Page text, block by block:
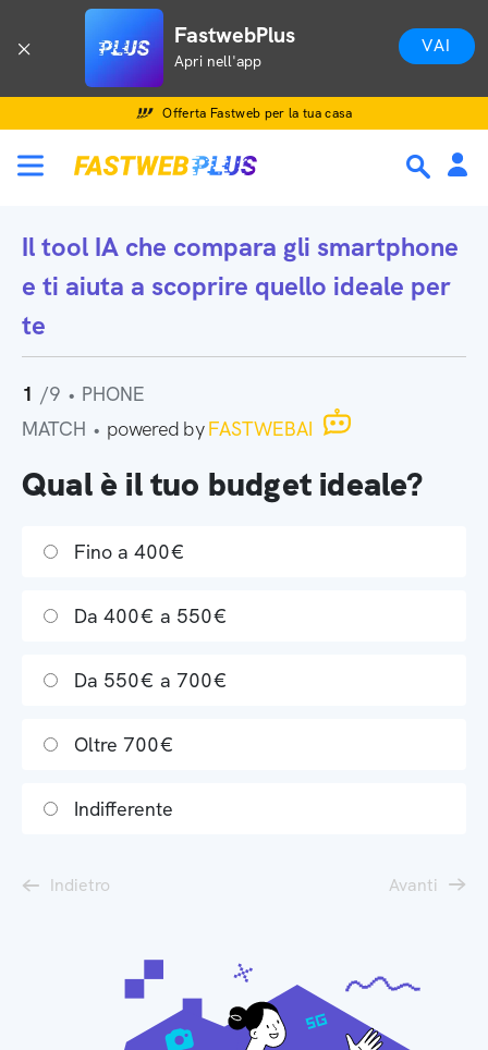
FastwebPlus
Apri nell'app
VAI
Offerta Fastweb per la tua casa
Il tool IA che compara gli smartphone
e ti aiuta a scoprire quello ideale per
te
1 /9 • PHONE
MATCH • powered byFASTWEBAI
Qual è il tuo budget ideale?
Fino a 400€
Da 400€ a 550€
Da 550€ a 700€
Oltre 700€
Indifferente
Indietro Avanti